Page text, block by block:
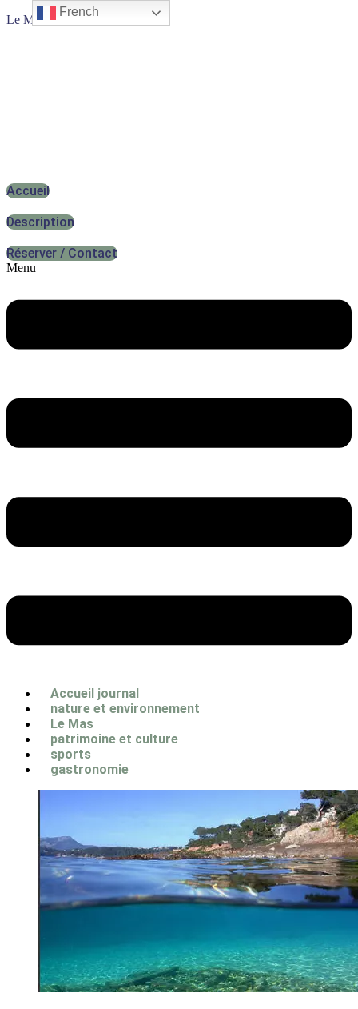
Le Mas de la Gavaresse
Accueil
Description
Réserver / Contact
Menu
Accueil journal
nature et environnement
Le Mas
patrimoine et culture
sports
gastronomie
French